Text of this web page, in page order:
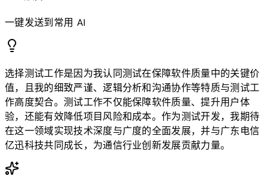
一键发送到常用 AI
选择测试工作是因为我认同测试在保障软件质量中的关键价
值，且我的细致严谨、逻辑分析和沟通协作等特质与测试工
作高度契合。测试工作不仅能保障软件质量、提升用户体
验，还能有效降低项目风险和成本。作为测试开发，我期待
在这一领域实现技术深度与广度的全面发展，并与广东电信
亿迅科技共同成长，为通信行业创新发展贡献力量。